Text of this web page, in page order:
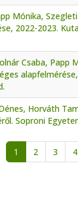
Mónika,
2022-2023.
Csaba,
Horváth
Soproni
1 2 3 4